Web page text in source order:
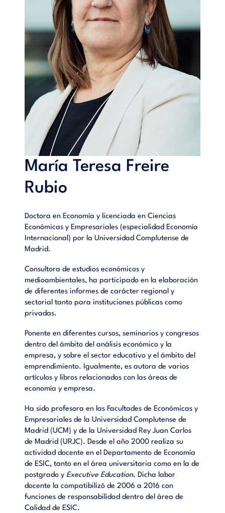
María Teresa Freire
Rubio
Doctora en Economía y licenciada en Ciencias
Económicas y Empresariales (especialidad Economía
Internacional) por la Universidad Complutense de
Madrid.
Consultora de estudios económicos y
medioambientales, ha participado en la elaboración
de diferentes informes de carácter regional y
sectorial tanto para instituciones públicas como
privadas.
Ponente en diferentes cursos, seminarios y congresos
dentro del ámbito del análisis económico y la
empresa, y sobre el sector educativo y el ámbito del
emprendimiento. Igualmente, es autora de varios
artículos y libros relacionados con las áreas de
economía y empresa.
Ha sido profesora en las Facultades de Económicas y
Empresariales de la Universidad Complutense de
Madrid (UCM) y de la Universidad Rey Juan Carlos
de Madrid (URJC). Desde el año 2000 realiza su
actividad docente en el Departamento de Economía
de ESIC, tanto en el área universitaria como en la de
postgrado y Executive Education. Dicha labor
docente la compatibilizó de 2006 a 2016 con
funciones de responsabilidad dentro del área de
Calidad de ESIC.